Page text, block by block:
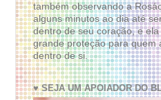
também observando a
alguns minutos ao dia até
dentro de seu coração, e
grande proteção para quem
dentro de si.
♥ SEJA UM APOIADOR DO